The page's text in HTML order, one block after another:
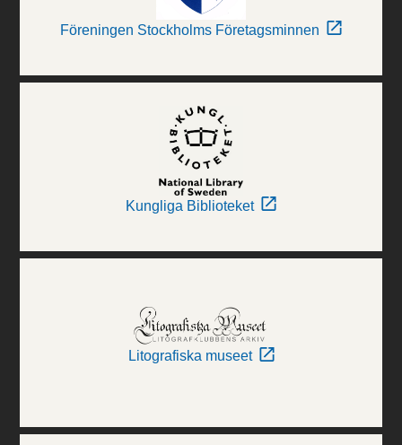
Föreningen Stockholms Företagsminnen
Kungliga Biblioteket
Litografiska museet